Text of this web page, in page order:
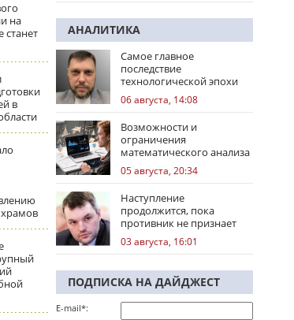
на
станет
в
АНАЛИТИКА
Самое главное
последствие
технологической эпохи
06 августа, 14:08
Возможности и
ограничения
математического анализа
избирательных кампаний
05 августа, 20:34
Наступление
продолжится, пока
противник не признает
стратегическое
поражение
03 августа, 16:01
ПОДПИСКА НА ДАЙДЖЕСТ
E-mail*: